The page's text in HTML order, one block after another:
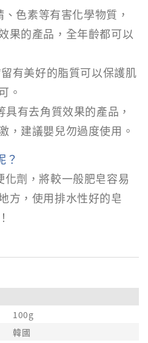
色素等有害化學物質，
果的產品，全年齡都可以
有美好的脂質可以保護肌
。
有去角質效果的產品，
，建議嬰兒勿過度使用。
？
劑，將較一般肥皂容易
方，使用排水性好的皂
100g
韓國